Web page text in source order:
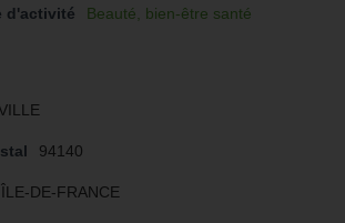
d'activité
Beauté, bien-être santé
94140
ÎLE-DE-FRANCE